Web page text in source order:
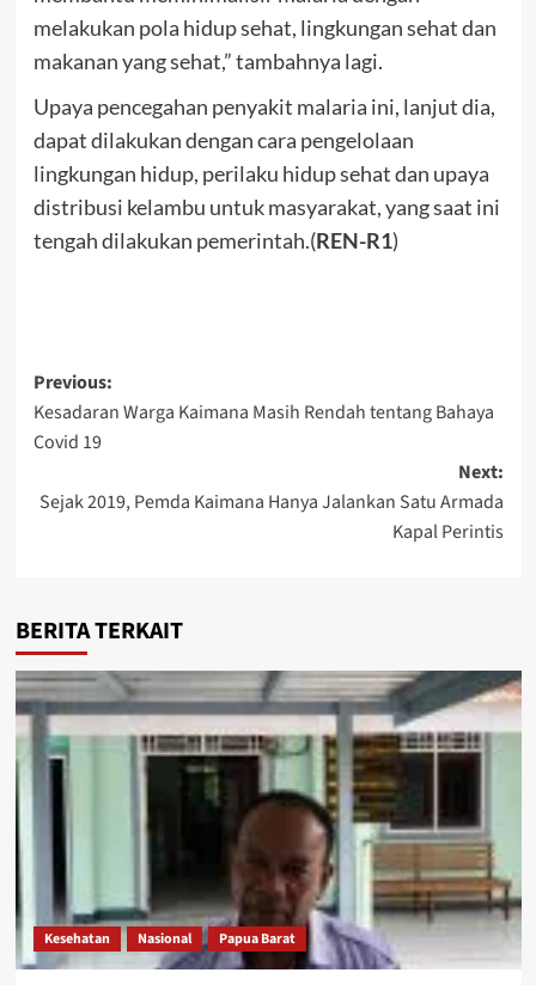
melakukan pola hidup sehat, lingkungan sehat dan
makanan yang sehat,” tambahnya lagi.
Upaya pencegahan penyakit malaria ini, lanjut dia,
dapat dilakukan dengan cara pengelolaan
lingkungan hidup, perilaku hidup sehat dan upaya
distribusi kelambu untuk masyarakat, yang saat ini
tengah dilakukan pemerintah.(REN-R1)
Post
navigation
Previous:
Kesadaran Warga Kaimana Masih Rendah tentang Bahaya
Covid 19
Next:
Sejak 2019, Pemda Kaimana Hanya Jalankan Satu Armada
Kapal Perintis
BERITA TERKAIT
Kesehatan Nasional Papua Barat